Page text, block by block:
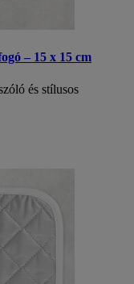
– 15 x 15 cm
és stílusos